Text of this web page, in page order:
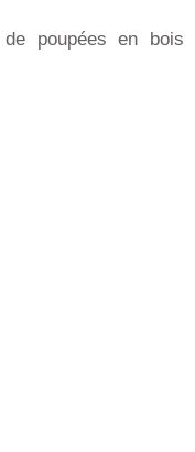
poupées en bois